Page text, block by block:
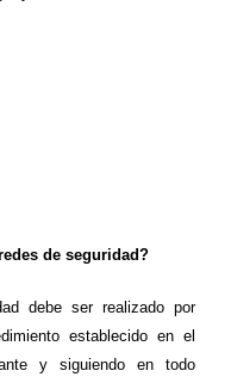
de seguridad?
debe ser realizado por
establecido en el
y siguiendo en todo